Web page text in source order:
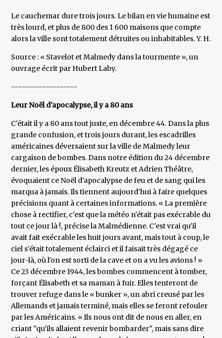
Le cauchemar dure trois jours. Le bilan en vie humaine est
très lourd, et plus de 800 des 1 600 maisons que compte
alors la ville sont totalement détruites ou inhabitables. Y. H.
Source : « Stavelot et Malmedy dans la tourmente », un
ouvrage écrit par Hubert Laby.
-------------------
Leur Noël d'apocalypse, il y a 80 ans
C'était il y a 80 ans tout juste, en décembre 44. Dans la plus
grande confusion, et trois jours durant, les escadrilles
américaines déversaient sur la ville de Malmedy leur
cargaison de bombes. Dans notre édition du 24 décembre
dernier, les époux Élisabeth Kreutz et Adrien Théâtre,
évoquaient ce Noël d'apocalypse de feu et de sang qui les
marqua à jamais. Ils tiennent aujourd'hui à faire quelques
précisions quant à certaines informations. « La première
chose à rectifier, c'est que la météo n'était pas exécrable du
tout ce jour là !, précise la Malmédienne. C'est vrai qu'il
avait fait exécrable les huit jours avant, mais tout à coup, le
ciel s'était totalement éclairci et il faisait très dégagé ce
jour-là, où l'on est sorti de la cave et on a vu les avions ! »
Ce 23 décembre 1944, les bombes commencent à tomber,
forçant Élisabeth et sa maman à fuir. Elles tenteront de
trouver refuge dans le « bunker », un abri creusé par les
Allemands et jamais terminé, mais elles se feront refouler
par les Américains. « Ils nous ont dit de nous en aller, en
criant "qu'ils allaient revenir bombarder", mais sans dire